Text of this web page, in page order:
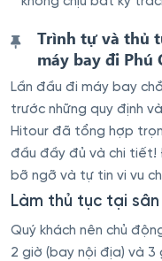
Trình tự và thủ
máy bay đi Phú
Lần đầu đi máy bay
trước những quy định
Hitour đã tổng hợp
đầu đầy đủ và chi tiết!
bỡ ngỡ và tự tin vi vu
Làm thủ tục tại
Quý khách nên chủ
2 giờ (bay nội địa) và 3